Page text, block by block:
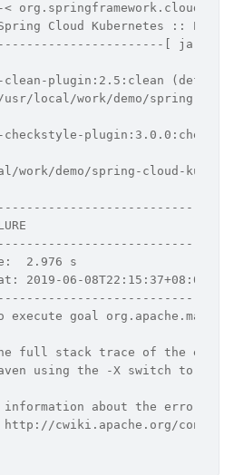
Cloud Kubernetes ::
[ jar
clean-plugin:2.5:clean
local/work/demo/spring-
checkstyle-
work/demo/spring-cloud-
2.976 s
2019-06-08T22:15:37+08:00
to execute goal
the full stack trace of the
Maven using the -X switch to
information about the
http://cwiki.apache.org/